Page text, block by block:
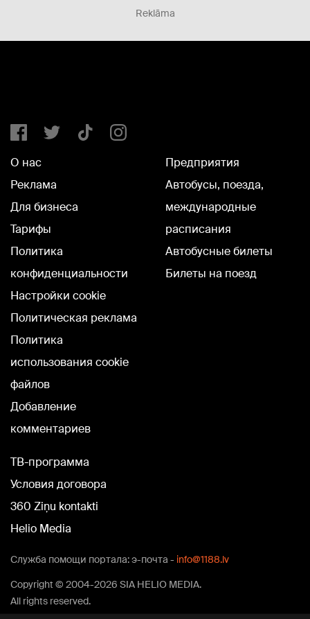
Reklāma
О нас
Реклама
Для бизнеса
Тарифы
Политика
конфиденциальности
Настройки cookie
Политическая реклама
Политика
использования cookie
файлов
Добавление
комментариев
Предприятия
Автобусы, поезда,
международные
расписания
Автобусные билеты
Билеты на поезд
TВ-программа
Условия договора
360 Ziņu kontakti
Helio Media
Служба помощи портала: э-почта - info@1188.lv
Copyright © 2004-2026 SIA HELIO MEDIA.
All rights reserved.